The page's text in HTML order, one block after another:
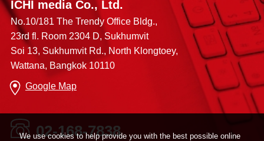
ICHI media Co., Ltd.
No.10/181 The Trendy Office Bldg.,
23rd fl. Room 2304 D, Sukhumvit
Soi 13, Sukhumvit Rd., North Klongtoey,
Wattana, Bangkok 10110
Google Map
02-168-7838
We use cookies to help provide you with the best possible online